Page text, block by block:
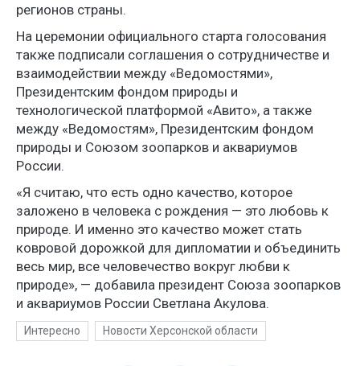
регионов страны.
На церемонии официального старта голосования
также подписали соглашения о сотрудничестве и
взаимодействии между «Ведомостями»,
Президентским фондом природы и
технологической платформой «Авито», а также
между «Ведомостям», Президентским фондом
природы и Союзом зоопарков и аквариумов
России.
«Я считаю, что есть одно качество, которое
заложено в человека с рождения — это любовь к
природе. И именно это качество может стать
ковровой дорожкой для дипломатии и объединить
весь мир, все человечество вокруг любви к
природе», — добавила президент Союза зоопарков
и аквариумов России Светлана Акулова.
Интересно Новости Херсонской области